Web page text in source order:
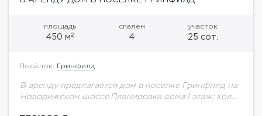
площадь
450 м2
спален
4
участок
25 сот.
Посёлок: Гринфилд
В аренду предлагается дом в поселке Гринфилд на
Новорижском шоссе.Планировка дома:1 этаж: холл,